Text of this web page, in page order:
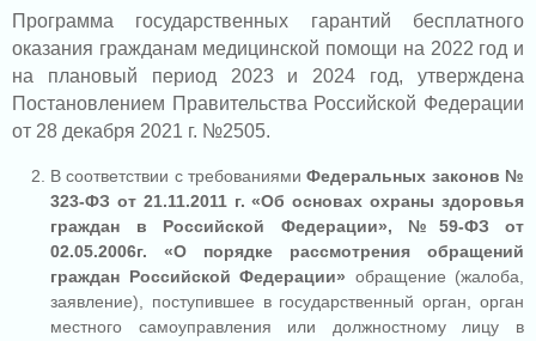
Программа государственных гарантий бесплатного
оказания гражданам медицинской помощи на 2022 год и
на плановый период 2023 и 2024 год, утверждена
Постановлением Правительства Российской Федерации
от 28 декабря 2021 г. №2505.
В соответствии с требованиямиФедеральных законов №
323-ФЗ от 21.11.2011 г. «Об основах охраны здоровья
граждан в Российской Федерации», №59-ФЗ от
02.05.2006г. «О порядке рассмотрения обращений
граждан Российской Федерации» обращение (жалоба,
заявление), поступившее в государственный орган, орган
местного самоуправления или должностному лицу в